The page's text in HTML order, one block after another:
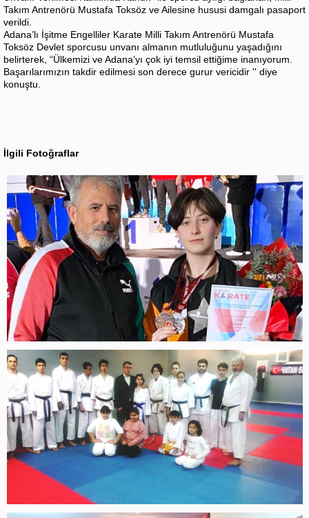
Takım Antrenörü Mustafa Toksöz ve Ailesine hususi damgalı pasaport
verildi.
Adana’lı İşitme Engelliler Karate Milli Takım Antrenörü Mustafa
Toksöz Devlet sporcusu unvanı almanın mutluluğunu yaşadığını
belirterek, “Ülkemizi ve Adana’yı çok iyi temsil ettiğime inanıyorum.
Başarılarımızın takdir edilmesi son derece gurur vericidir '' diye
konuştu.
İlgili Fotoğraflar